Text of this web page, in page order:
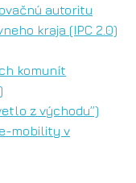
autoritu
kraja (IPC 2.0)
komunít
z východu”)
mobility v